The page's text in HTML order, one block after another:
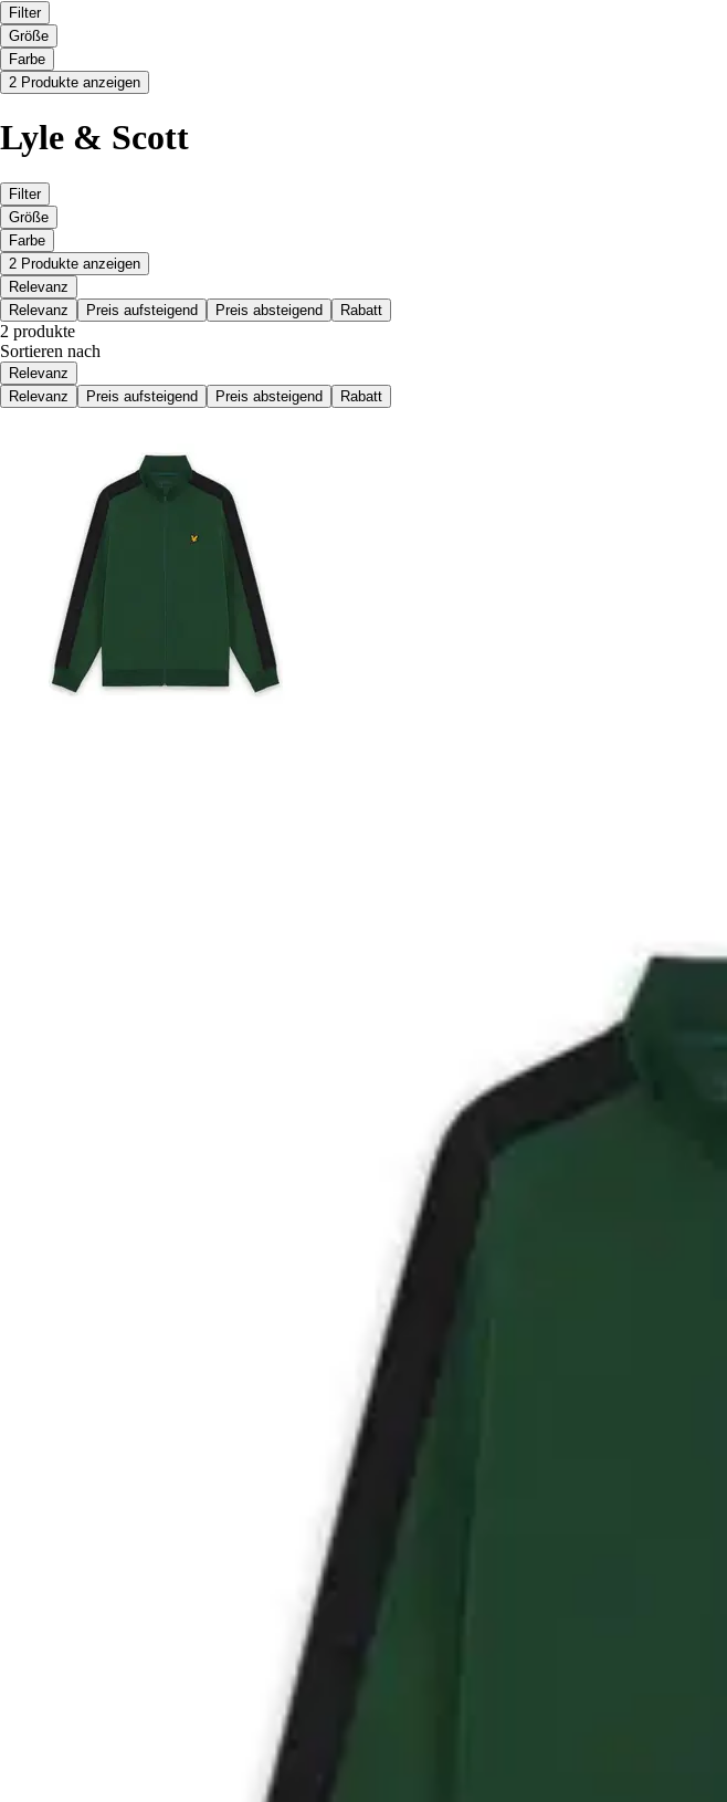
Filter
Größe
Farbe
2 Produkte anzeigen
Lyle & Scott
Filter
Größe
Farbe
2 Produkte anzeigen
Relevanz
Relevanz
Preis aufsteigend Preis absteigend Rabatt
2 produkte
Sortieren nach
Relevanz
Relevanz
Preis aufsteigend Preis absteigend Rabatt